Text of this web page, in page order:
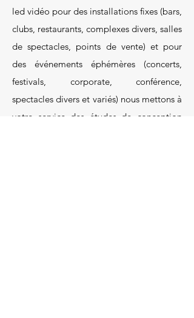
led vidéo pour des installations fixes (bars,
clubs, restaurants, complexes divers, salles
de spectacles, points de vente) et pour
des événements éphémères (concerts,
festivals, corporate, conférence,
spectacles divers et variés) nous mettons à
votre service des études de conception